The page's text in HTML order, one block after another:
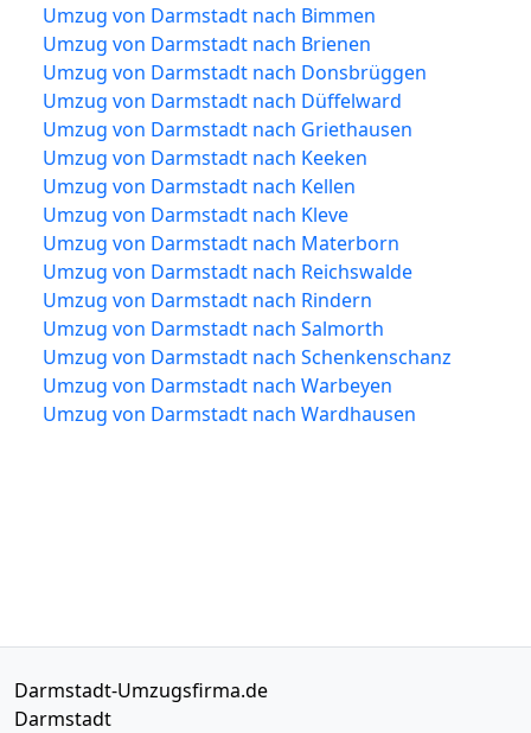
Umzug von Darmstadt nach Bimmen
Umzug von Darmstadt nach Brienen
Umzug von Darmstadt nach Donsbrüggen
Umzug von Darmstadt nach Düffelward
Umzug von Darmstadt nach Griethausen
Umzug von Darmstadt nach Keeken
Umzug von Darmstadt nach Kellen
Umzug von Darmstadt nach Kleve
Umzug von Darmstadt nach Materborn
Umzug von Darmstadt nach Reichswalde
Umzug von Darmstadt nach Rindern
Umzug von Darmstadt nach Salmorth
Umzug von Darmstadt nach Schenkenschanz
Umzug von Darmstadt nach Warbeyen
Umzug von Darmstadt nach Wardhausen
Darmstadt-Umzugsfirma.de
Darmstadt